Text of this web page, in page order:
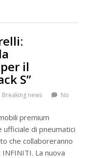
il
S”
Breaking news
No
premium
di pneumatici
che collaboreranno
La nuova